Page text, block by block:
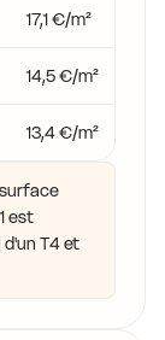
17,1 €/m²
14,5 €/m²
13,4 €/m²
est
T4 et